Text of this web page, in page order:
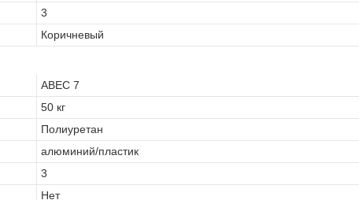
3
Коричневый
ABEC 7
50 кг
Полиуретан
алюминий/пластик
3
Нет